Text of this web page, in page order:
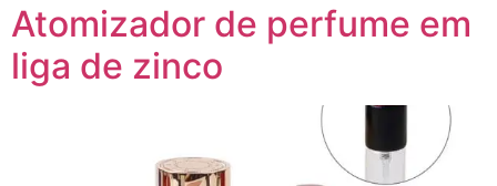
Atomizador de perfume em
liga de zinco